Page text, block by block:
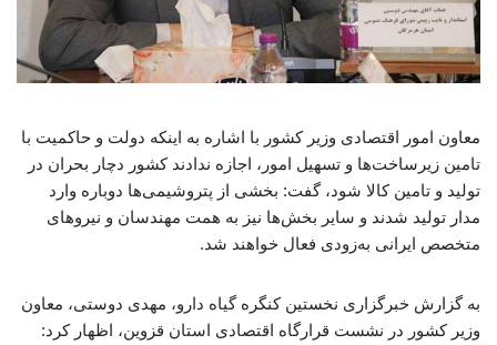
معاون امور اقتصادی وزیر کشور با اشاره به اینکه دولت و حاکمیت با
تامین زیرساخت‌ها و تسهیل امور، اجازه ندادند کشور دچار بحران در
تولید و تامین کالا شود، گفت: بخشی از پتروشیمی‌ها دوباره وارد
مدار تولید شدند و سایر بخش‌ها نیز به همت مهندسان و نیروهای
متخصص ایرانی به‌زودی فعال خواهند شد.
به گزارش خبرگزاری نخستین کنگره گیاه دارو، مهدی دوستی، معاون
وزیر کشور در نشست قرارگاه اقتصادی استان قزوین، اظهار کرد: